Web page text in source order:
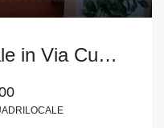
Vendita Quadrilocale in Via Cumbo Borgia – Milazzo (Me)